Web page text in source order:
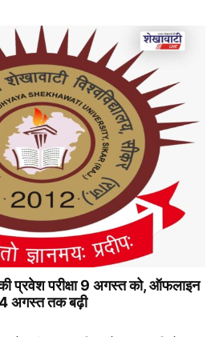
की प्रवेश परीक्षा 9 अगस्त को, ऑफलाइन
अगस्त तक बढ़ी